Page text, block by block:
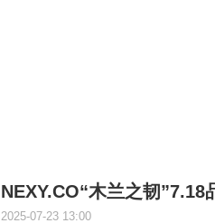
NEXY.CO“木兰之韧”7.18
2025-07-23 13:00